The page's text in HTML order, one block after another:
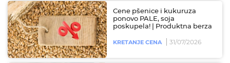
Cene pšenice i kukuruza
ponovo PALE, soja
poskupela! | Produktna berza
KRETANJE CENA 31/07/2026